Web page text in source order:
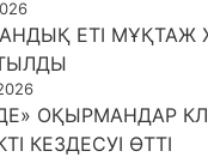
ЕТІ МҰҚТАЖ
ОҚЫРМАНДАР
КЕЗДЕСУІ ӨТТІ